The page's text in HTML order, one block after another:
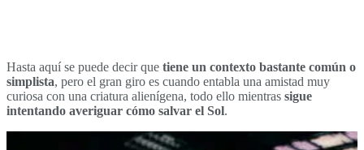
Hasta aquí se puede decir que tiene un contexto bastante común o
simplista, pero el gran giro es cuando entabla una amistad muy
curiosa con una criatura alienígena, todo ello mientras sigue
intentando averiguar cómo salvar el Sol.